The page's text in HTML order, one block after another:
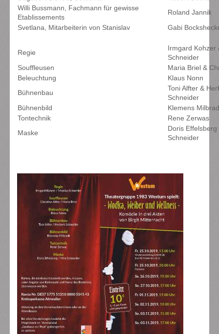
Willi Bussmann, Fachmann für gewisse
Etablissements
Roland Jannik
Svetlana, Mitarbeiterin von Stanislav
Gabi
Regie
Irmgard Kohzer
Schneider
Souffleusen
Maria Briel &
Beleuchtung
Klaus Nonn
Bühnenbau
Toni Alfter &
Schneider
Bühnenbild
Klemens
Tontechnik
Rene Zerwas
Maske
Doris Effelsberg
Schneider